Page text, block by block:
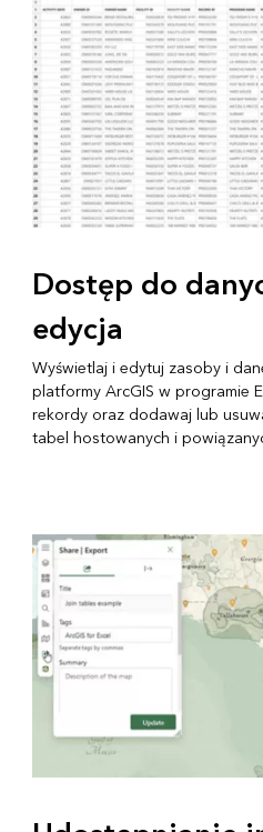
Dostęp do
edycja
Wyświetlaj i edytuj zasoby i
platformy ArcGIS w programie
rekordy oraz dodawaj lub
tabel hostowanych i